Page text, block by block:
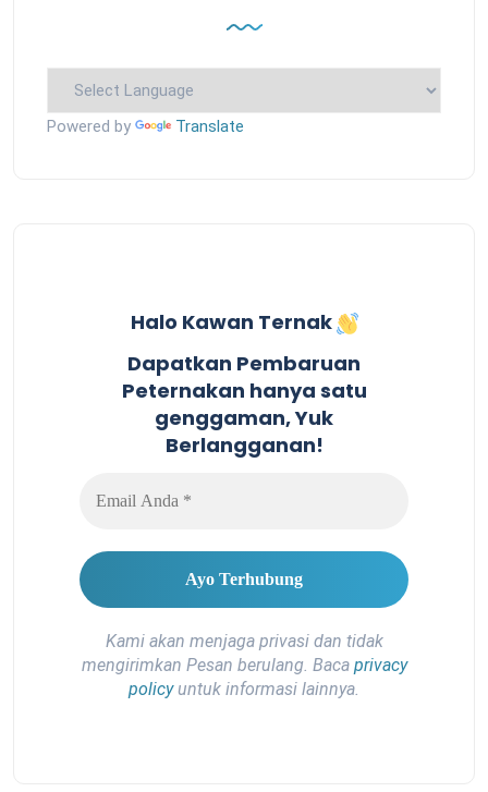
Powered by Translate
Halo Kawan Ternak
Dapatkan Pembaruan
Peternakan hanya satu
genggaman, Yuk
Berlangganan!
Kami akan menjaga privasi dan tidak
mengirimkan Pesan berulang. Baca privacy
policyuntuk informasi lainnya.